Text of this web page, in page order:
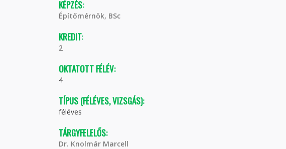
KÉPZÉS:
Építőmérnök, BSc
KREDIT:
2
OKTATOTT FÉLÉV:
4
TÍPUS (FÉLÉVES, VIZSGÁS):
féléves
TÁRGYFELELŐS:
Dr. Knolmár Marcell